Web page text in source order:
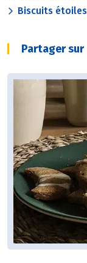
Biscuits
Partager sur